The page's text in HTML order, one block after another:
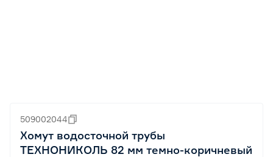
509002044
Хомут водосточной трубы
ТЕХНОНИКОЛЬ 82 мм темно-коричневый